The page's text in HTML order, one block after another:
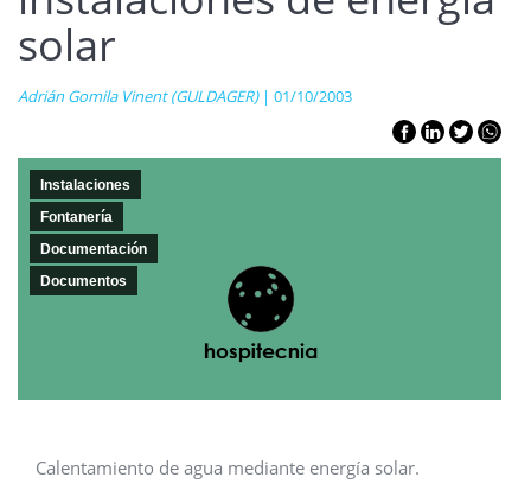
solar
Adrián Gomila Vinent (GULDAGER)| 01/10/2003
Instalaciones
Fontanería
Documentación
Documentos
Calentamiento de agua mediante energía solar.